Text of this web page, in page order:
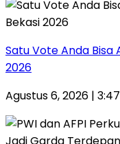
Satu Vote Anda Bisa
2026
Agustus 6, 2026 |